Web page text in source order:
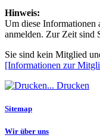
Hinweis:
Um diese Informationen
anmelden. Zur Zeit sind
Sie sind kein Mitglied
[Informationen zur
Drucken
Sitemap
Wir über uns